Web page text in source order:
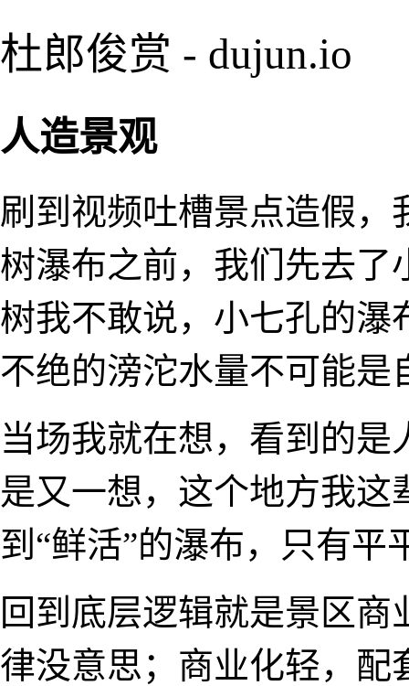
杜郎俊赏 - dujun.io
人造景观
刷到视频吐槽景点造假，
树瀑布之前，我们先去了
树我不敢说，小七孔的瀑
不绝的滂沱水量不可能是
当场我就在想，看到的
是又一想，这个地方我
到“鲜活”的瀑布，只有
回到底层逻辑就是景区
律没意思；商业化轻，配